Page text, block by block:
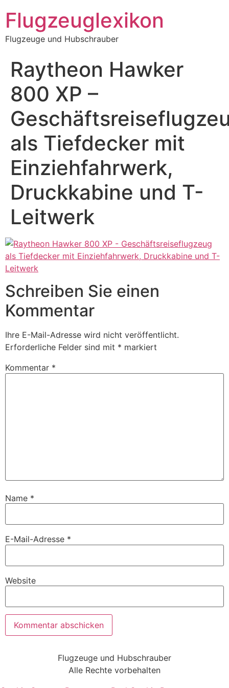
Inhalt
springen
Flugzeuglexikon
Flugzeuge und Hubschrauber
Raytheon Hawker
800 XP –
als Tiefdecker mit
Einziehfahrwerk,
Druckkabine und T-
Leitwerk
Schreiben Sie einen
Kommentar
Ihre E-Mail-Adresse wird nicht veröffentlicht.
Erforderliche Felder sind mit * markiert
Kommentar *
Name *
E-Mail-Adresse *
Website
Flugzeuge und Hubschrauber
Alle Rechte vorbehalten